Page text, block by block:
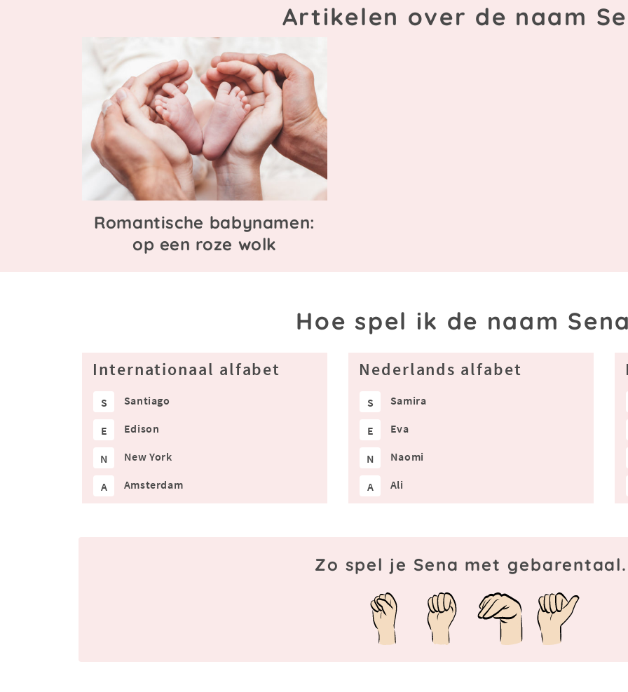
Artikelen over de naam
Romantische babynamen:
op een roze wolk
Hoe spel ik de naam
Internationaal alfabet
S Santiago
E Edison
N New York
A Amsterdam
Nederlands alfabet
S Samira
E Eva
N Naomi
A Ali
Zo spel je Sena met gebarentaal.